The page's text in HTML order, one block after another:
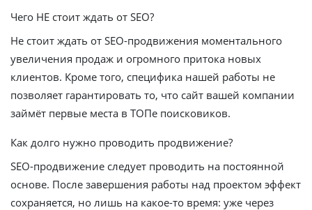
Чего НЕ стоит ждать от SEO?
Не стоит ждать от SEO-продвижения моментального
увеличения продаж и огромного притока новых
клиентов. Кроме того, специфика нашей работы не
позволяет гарантировать то, что сайт вашей компании
займёт первые места в ТОПе поисковиков.
Как долго нужно проводить продвижение?
SEO-продвижение следует проводить на постоянной
основе. После завершения работы над проектом эффект
сохраняется, но лишь на какое-то время: уже через